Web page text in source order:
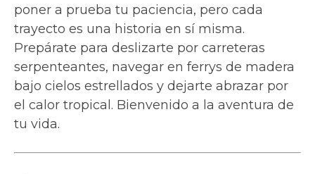
poner a prueba tu paciencia, pero cada
trayecto es una historia en sí misma.
Prepárate para deslizarte por carreteras
serpenteantes, navegar en ferrys de madera
bajo cielos estrellados y dejarte abrazar por
el calor tropical. Bienvenido a la aventura de
tu vida.